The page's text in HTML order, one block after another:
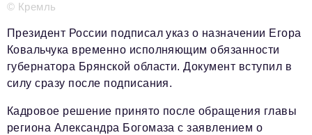
podpiska@business-magazine.online
Отдел по работе с партнерами
partner@business-magazine.online
© Кремль
Президент России подписал указ о назначении Егора
Ковальчука временно исполняющим обязанности
губернатора Брянской области. Документ вступил в
силу сразу после подписания.
Кадровое решение принято после обращения главы
региона Александра Богомаза с заявлением о